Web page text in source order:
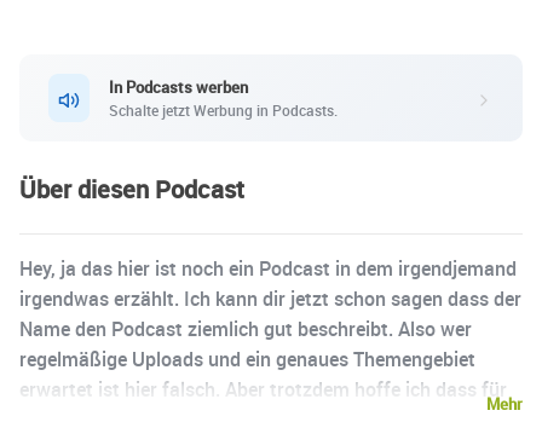
In Podcasts werben
Schalte jetzt Werbung in Podcasts.
Über diesen Podcast
Hey, ja das hier ist noch ein Podcast in dem irgendjemand
irgendwas erzählt. Ich kann dir jetzt schon sagen dass der
Name den Podcast ziemlich gut beschreibt. Also wer
regelmäßige Uploads und ein genaues Themengebiet
erwartet ist hier falsch. Aber trotzdem hoffe ich dass für
Mehr